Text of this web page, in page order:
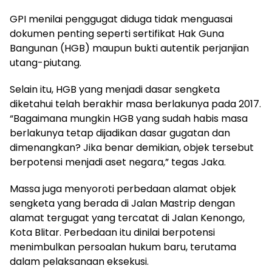
GPI menilai penggugat diduga tidak menguasai
dokumen penting seperti sertifikat Hak Guna
Bangunan (HGB) maupun bukti autentik perjanjian
utang-piutang.
Selain itu, HGB yang menjadi dasar sengketa
diketahui telah berakhir masa berlakunya pada 2017.
“Bagaimana mungkin HGB yang sudah habis masa
berlakunya tetap dijadikan dasar gugatan dan
dimenangkan? Jika benar demikian, objek tersebut
berpotensi menjadi aset negara,” tegas Jaka.
Massa juga menyoroti perbedaan alamat objek
sengketa yang berada di Jalan Mastrip dengan
alamat tergugat yang tercatat di Jalan Kenongo,
Kota Blitar. Perbedaan itu dinilai berpotensi
menimbulkan persoalan hukum baru, terutama
dalam pelaksanaan eksekusi.